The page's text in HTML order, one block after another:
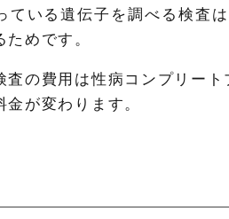
ている遺伝子を調べる検査
めです。
査の費用は性病コンプリー
が変わります。